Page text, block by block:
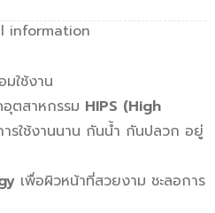
information
มใช้งาน
ตสาหกรรม HIPS (High
รใช้งานนาน กันน้ำ กันปลวก อยู่
เพื่อผิวหน้าที่สวยงาม ชะลอการ